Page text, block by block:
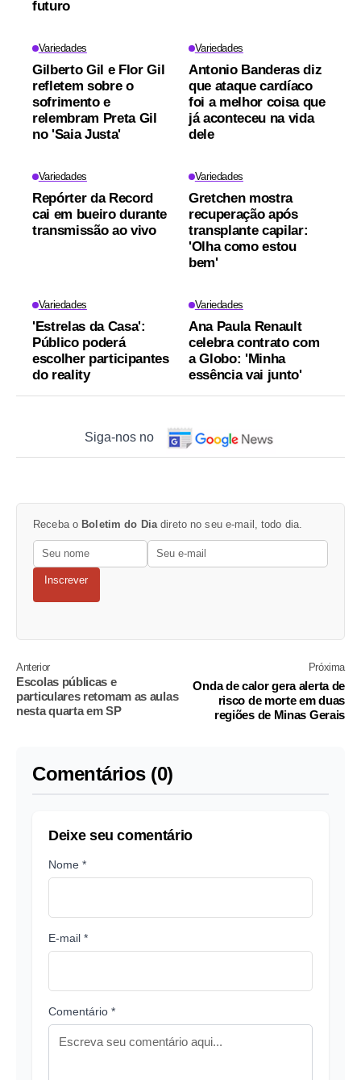
futuro
Variedades
Gilberto Gil e Flor Gil
refletem sobre o
sofrimento e
relembram Preta Gil
no 'Saia Justa'
Variedades
Antonio Banderas diz
que ataque cardíaco
foi a melhor coisa que
já aconteceu na vida
dele
Variedades
Repórter da Record
cai em bueiro durante
transmissão ao vivo
Variedades
Gretchen mostra
recuperação após
transplante capilar:
'Olha como estou
bem'
Variedades
'Estrelas da Casa':
Público poderá
escolher participantes
do reality
Variedades
Ana Paula Renault
celebra contrato com
a Globo: 'Minha
essência vai junto'
Siga-nos no
Receba o Boletim do Diadireto no seu e-mail, todo dia.
Inscrever
Anterior
Escolas públicas e
particulares retomam as aulas
nesta quarta em SP
Próxima
Onda de calor gera alerta de
risco de morte em duas
regiões de Minas Gerais
Comentários (0)
Deixe seu comentário
Nome *
E-mail *
Comentário *